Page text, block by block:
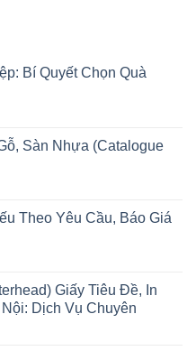
Bí Quyết Chọn Quà
Sàn Nhựa (Catalogue
Theo Yêu Cầu, Báo Giá
Giấy Tiêu Đề, In
Dịch Vụ Chuyên